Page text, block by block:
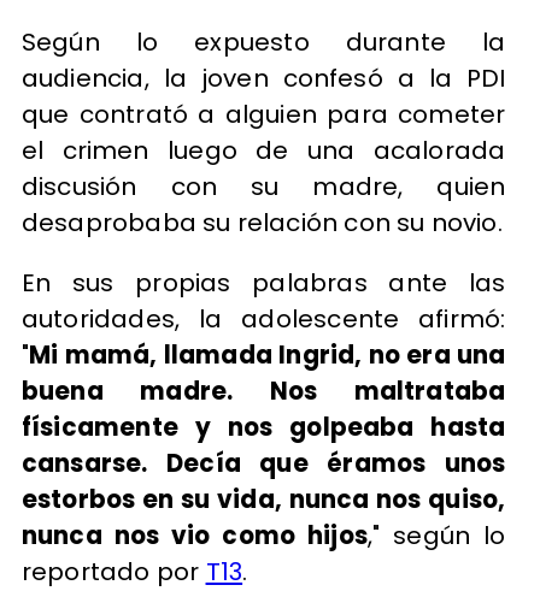
Según lo expuesto durante la
audiencia, la joven confesó a la PDI
que contrató a alguien para cometer
el crimen luego de una acalorada
discusión con su madre, quien
desaprobaba su relación con su novio.
En sus propias palabras ante las
autoridades, la adolescente afirmó:
"Mi mamá, llamada Ingrid, no era una
buena madre. Nos maltrataba
físicamente y nos golpeaba hasta
cansarse. Decía que éramos unos
estorbos en su vida, nunca nos quiso,
nunca nos vio como hijos," según lo
reportado por T13.